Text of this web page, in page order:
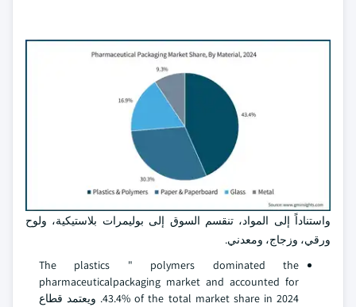
واستناداً إلى المواد، تنقسم السوق إلى بوليمرات بلاستيكية، ولوح
ورقي، وزجاج، ومعدني.
The plastics " polymers dominated the
pharmaceuticalpackaging market and accounted for
43.4% of the total market share in 2024. ويعتمد قطاع